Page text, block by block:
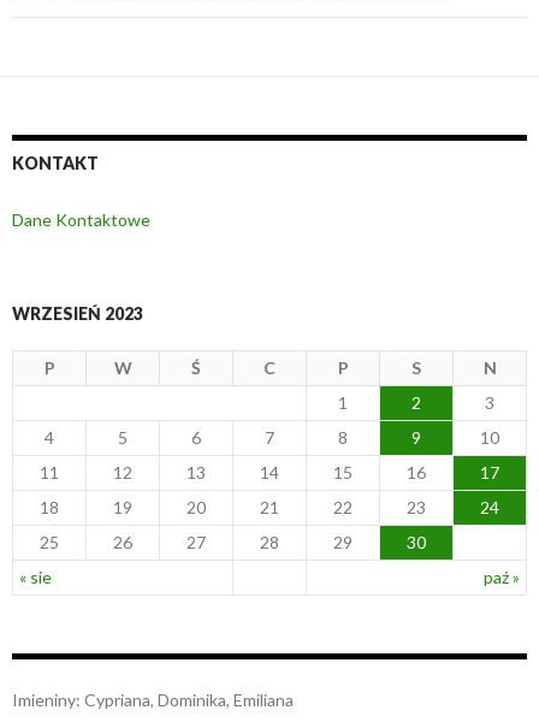
KONTAKT
Dane Kontaktowe
WRZESIEŃ 2023
P W Ś C P S N
« sie paź »
1 2
3
4
5 6 7 8 9
10
11
12 13 14 15 16
17
18
19 20 21 22 23
24
25
26 27 28 29 30
Imieniny: Cypriana, Dominika, Emiliana